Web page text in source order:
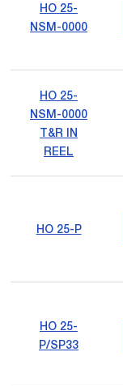
HO 25-
NSM-0000
HO 25-
NSM-0000
T&R IN
REEL
HO 25-P
HO 25-
P/SP33